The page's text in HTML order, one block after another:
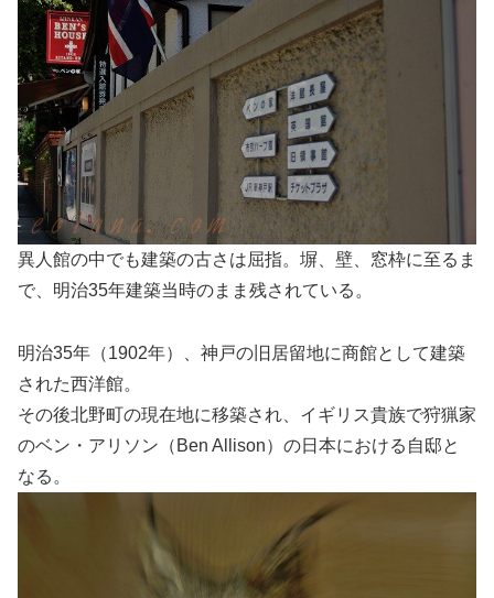
異人館の中でも建築の古さは屈指。塀、壁、窓枠に至るま
で、明治35年建築当時のまま残されている。
明治35年（1902年）、神戸の旧居留地に商館として建築
された西洋館。
その後北野町の現在地に移築され、イギリス貴族で狩猟家
のベン・アリソン（Ben Allison）の日本における自邸と
なる。